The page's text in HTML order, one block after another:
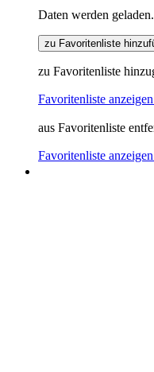
Daten werden
zu Favoritenliste
zu Favoritenliste
Favoritenliste anzeigen
aus Favoritenliste
Favoritenliste anzeigen